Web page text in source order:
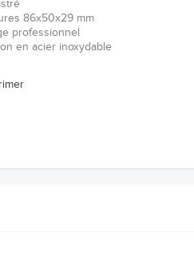
86x50x29 mm
professionnel
en acier inoxydable